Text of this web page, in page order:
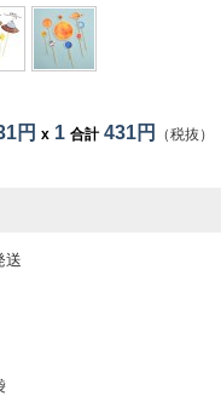
円 x 1 合計431円 （税抜）
送